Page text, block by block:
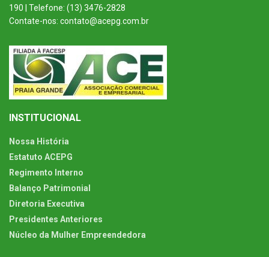
190 | Telefone: (13) 3476-2828
Contate-nos: contato@acepg.com.br
INSTITUCIONAL
Nossa História
Estatuto ACEPG
Regimento Interno
Balanço Patrimonial
Diretoria Executiva
Presidentes Anteriores
Núcleo da Mulher Empreendedora